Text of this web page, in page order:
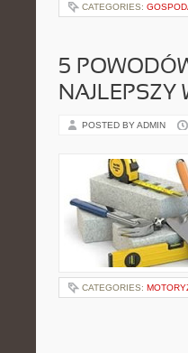
CATEGORIES:
5
NAJLEPSZY
POSTED BY ADMIN
CATEGORIES: